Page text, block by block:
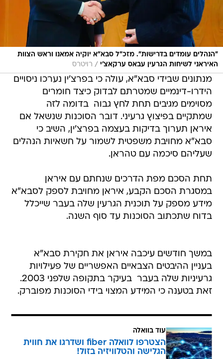
"הנהלים עומדים בדרישות". מזכ"ל סבא"א יוקיה אמאנו וראש הצוות
האיראני לשיחות הגרעין עבאס ערקאצ'י / רויטרס
מנתונים שבידי סבא"א, עולה כי בפרצ'ין נערכו ניסויים
הידרו-דינמיים שמטרתם לבדוק כיצד חומרים
מסוימים מגיבים תחת לחץ גבוה  בדומה לזה
שמתקיים בפיצוץ גרעיני. דובר הסוכנות שנשאל אם
איראן תערוך בדיקות בעצמה בפרצ'ין, השיב כי
סבא"א מחויבת משפטית לשמור על חשאיות הנהלים
שעליהם סיכמה עם טהראן.
תחת הסכם מפת הדרכים שנחתם עם איראן
במסגרת הסכם הקבע, איראן מחויבת לספק לסבא"א
מידע מספק על תוכנית הגרעין שלה בעבר שייכלל
בדוח שתכתוב הסוכנות עד סוף השנה.
במשך חודשים עיכבה איראן את חקירת סבא"א
בעניין ההיבטים הצבאיים האפשריים של פעילויות
גרעיניות שלה בעבר  בעיקר בתקופה שלפני 2003.
זאת בטענה כי המידע המצוי בידי הסוכנות מפוברק.
עוד בוואלה
הצטרפו לוואלה fiber ושדרגו את חווית
הגלישה והטלוויזיה בזול!